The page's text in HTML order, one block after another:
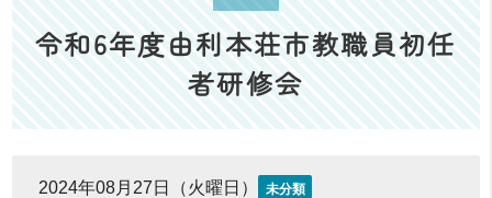
令和6年度由利本荘市教職員初任
者研修会
2024年08月27日（火曜日） 未分類